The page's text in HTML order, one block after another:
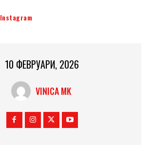
Instagram
10 ФЕВРУАРИ, 2026
VINICA MK